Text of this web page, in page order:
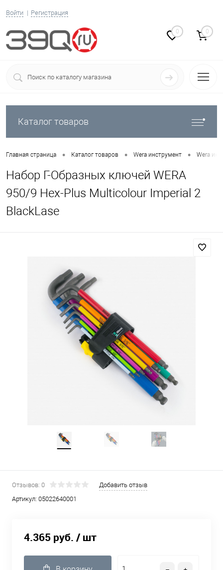
Войти Регистрация
0 0
Каталог товаров
Главная страница • Каталог товаров • Wera инструмент • Wera
Набор Г-Образных ключей WERA
950/9 Hex-Plus Multicolour Imperial 2
BlackLase
Отзывов: 0
Добавить отзыв
Артикул: 05022640001
4.365 руб. / шт